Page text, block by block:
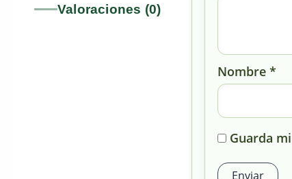
Valoraciones (0)
Nombre *
Guarda